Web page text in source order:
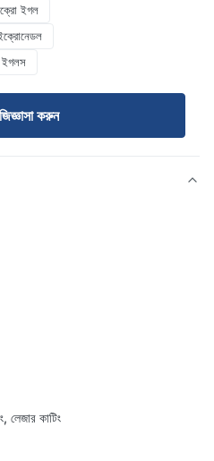
ইগল
ইগলস
করুন
লেজার কাটিং